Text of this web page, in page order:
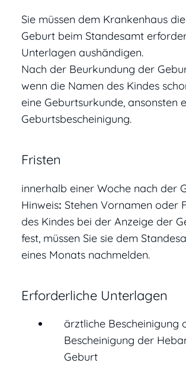
Sie müssen dem Krankenhaus
Geburt beim Standesamt
Unterlagen aushändigen.
Nach der Beurkundung der
wenn die Namen des Kindes
eine Geburtsurkunde, ansonsten
Geburtsbescheinigung.
Fristen
innerhalb einer Woche nach der
Hinweis: Stehen Vornamen oder
des Kindes bei der Anzeige der
fest, müssen Sie sie dem
eines Monats nachmelden.
Erforderliche Unterlagen
ärztliche Bescheinigung
Bescheinigung der
Geburt